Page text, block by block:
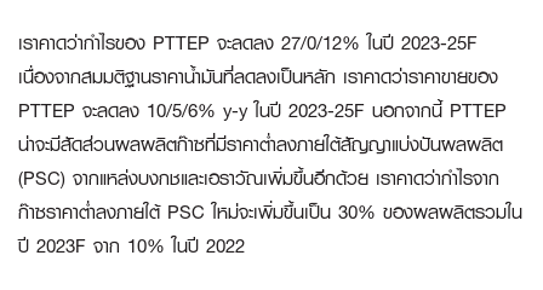
เราคาดว่ากำไรของ PTTEP จะลดลง 27/0/12% ในปี 2023-25F
เนื่องจากสมมติฐานราคาน้ำมันที่ลดลงเป็นหลัก เราคาดว่าราคาขายของ
PTTEP จะลดลง 10/5/6% y-y ในปี 2023-25F นอกจากนี้ PTTEP
น่าจะมีสัดส่วนผลผลิตก๊าซที่มีราคาต่ำลงภายใต้สัญญาแบ่งปันผลผลิต
(PSC) จากแหล่งบงกชและเอราวัณเพิ่มขึ้นอีกด้วย เราคาดว่ากำไรจาก
ก๊าซราคาต่ำลงภายใต้ PSC ใหม่จะเพิ่มขึ้นเป็น 30% ของผลผลิตรวมใน
ปี 2023F จาก 10% ในปี 2022